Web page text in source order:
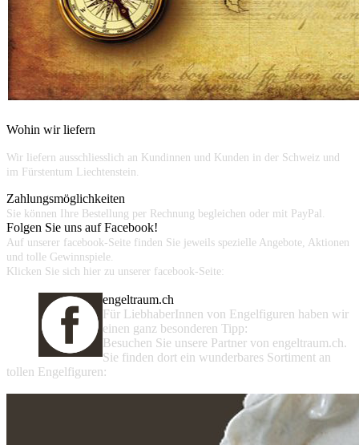
Wohin wir liefern
Wir liefern ausschliesslich an Kundinnen und Kunden in der Schweiz und
im Fürstentum Liechtenstein.
Zahlungsmöglichkeiten
Sie können Ihre Bestellung per Rechnung begleichen oder mit PayPal.
Folgen Sie uns auf Facebook!
Auf unserer facebook-Seite finden Sie jeweils spezielle Angebote, Aktionen
und tolle Gewinnspiele.
Klicken Sie sich hier zu unserer facebook-Seite:
engeltraum.ch
Für LiebhaberInnen von Engelfiguren haben wir
einen ganz besonderen Tipp:
Besuchen Sie unsere Partner von engeltraum.ch.
Sie finden dort ein wunderbares Sortiment an
tollen Engelfiguren: